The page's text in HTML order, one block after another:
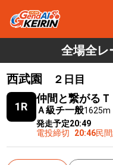
全場全レ
西武園
２日目
1R
仲間と繋がる
Ａ級チ一般1625m
発走予定20:49
電投締切
20:46民